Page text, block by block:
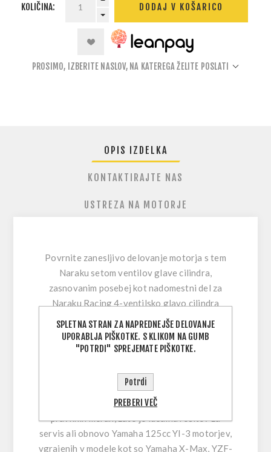
KOLIČINA: DODAJ V KOŠARICO
PROSIMO, IZBERITE NASLOV, NA KATEREGA ŽELITE POSLATI
OPIS IZDELKA
KONTAKTIRAJTE NAS
USTREZA NA MOTORJE
Povrnite zanesljivo delovanje motorja s tem
Naraku setom ventilov glave cilindra,
zasnovanim posebej kot nadomestni del za
Naraku Racing 4-ventilsko glavo cilindra
NK600.75. Če ima motor slabo kompresijo,
izgubo moči ali obrabljene komponente
ventilskega mehanizma, je menjava ventilov
življenjske dobe.
Set vključuje sesalne in izpušne ventile v
pravilnih merah, zato je idealna rešitev za
servis ali obnovo Yamaha 125cc YI-3 motorjev,
vgrajenih v modele kot so Yamaha X-Max, YZF-
SPLETNA STRAN ZA NAPREDNEJŠE DELOVANJE
UPORABLJA PIŠKOTKE. S KLIKOM NA GUMB
"POTRDI" SPREJEMATE PIŠKOTKE.
Potrdi
PREBERI VEČ